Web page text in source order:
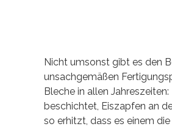
Nicht umsonst gibt es den
unsachgemäßen
Bleche in allen
beschichtet, Eiszapfen an
so erhitzt, dass es einem